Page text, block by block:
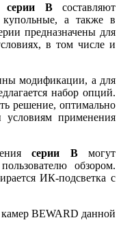
серии Всоставляют
купольные, а также в
предназначены для
в том числе и
модификации, а для
набор опций.
решение, оптимально
условиям применения
серии Bмогут
обзором.
ИК-подсветка с
камер BEWARD данной